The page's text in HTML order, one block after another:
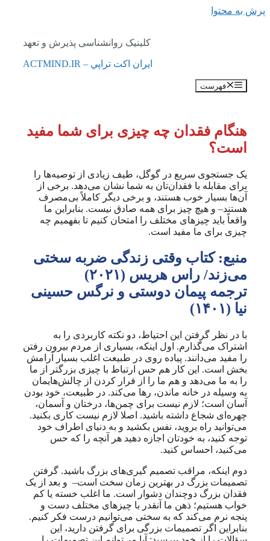
پرش به محتوا
کلینیک روانشناسی پذیرش و تعهد
ايران اكت تراپي – ACTMIND.IR
فهرست
هنگام فقدان چه چیزی برای شما مفید
است؟
یک جستجوی سریع در گوگل، طیف زیادی از توصیه‌ها را
برای مقابله با فقدان‌تان به شما نشان می‌دهد. برخی از
آن‌ها بسیار خوب هستند، و برخی دیگر کاملاً بی‌مصرف
هستند– و هیچ چیز برای همه صادق نیست. بنابراین ما
واقعاً باید چیزهای مختلف را امتحان کنیم تا بفهمیم چه
چیزی برای ما مفید است.
منبع: کتاب وقتی زندگی ضربه سختی
می‌زند/ راس هریس (۲۰۲۱)
ترجمه پیمان دوستی و نرگس حسینی
نیا (۱۴۰۱)
با در نظر گرفتن این احتیاط، دو نکته کاربردی را به
اشتراک می‌گذارم. اول اینکه، بسیاری از مردم بیرون رفتن
را مفید می‌دانند. پیاده روی در طبیعت اغلب بسیار آرامش
بخش است. این کار هم حس ارتباط با چیزی بزرگتر از ما
را به ما می‌دهد و هم ما را از فرار کردن از چالش‌هایمان
به وسیله در خانه ماندن، رها می‌کند. در طبیعت، خود بودن
آسان است؛ لازم نیست برای چمن‌ها، درختان و آسمان،
چهره‌ای شجاع داشته باشید. اصلا لازم نیست کاری بکنید.
می‌توانید راه بروید، نفس بکشید و به دنیای اطراف خود
توجه کنید، به خودتان اجازه دهید هر آنچه را که حس
می‌کنید، احساس کنید.
دوم اینکه، مراقب تصمیم گیری‌های بزرگ باشید. گرفتن
تصمیمات بزرگ در بهترین زمان سخت است– و بعد از یک
فقدان بزرگ دوچندان دشوار است. ما اغلب خسته یا کم
خواب هستیم؛ ذهن ما آنقدر با چیزهای مختلف دست و
پنجه نرم می‌کند که به سختی می‌توانیم درست فکر کنیم.
بنابراین اگر تصمیمات بزرگی برای گرفتن دارید، این